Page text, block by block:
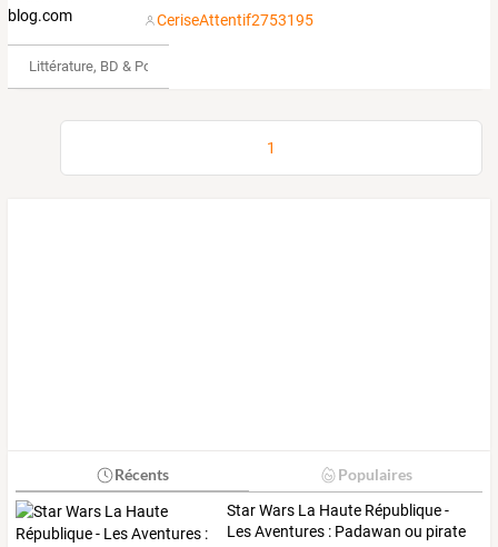
CeriseAttentif2753195
Littérature, BD & Poésie
1
Récents Populaires
StarWars La Haute République-
LesAventures : Padawan ou pirate